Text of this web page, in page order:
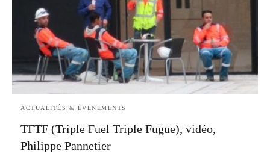
ACTUALITÉS & ÉVENEMENTS
TFTF (Triple Fuel Triple Fugue), vidéo,
Philippe Pannetier